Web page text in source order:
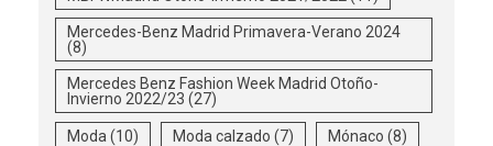
Mercedes-Benz Madrid Primavera-Verano 2024
(8)
Mercedes Benz Fashion Week Madrid Otoño-
Invierno 2022/23 (27)
Moda (10) Moda calzado (7) Mónaco (8)